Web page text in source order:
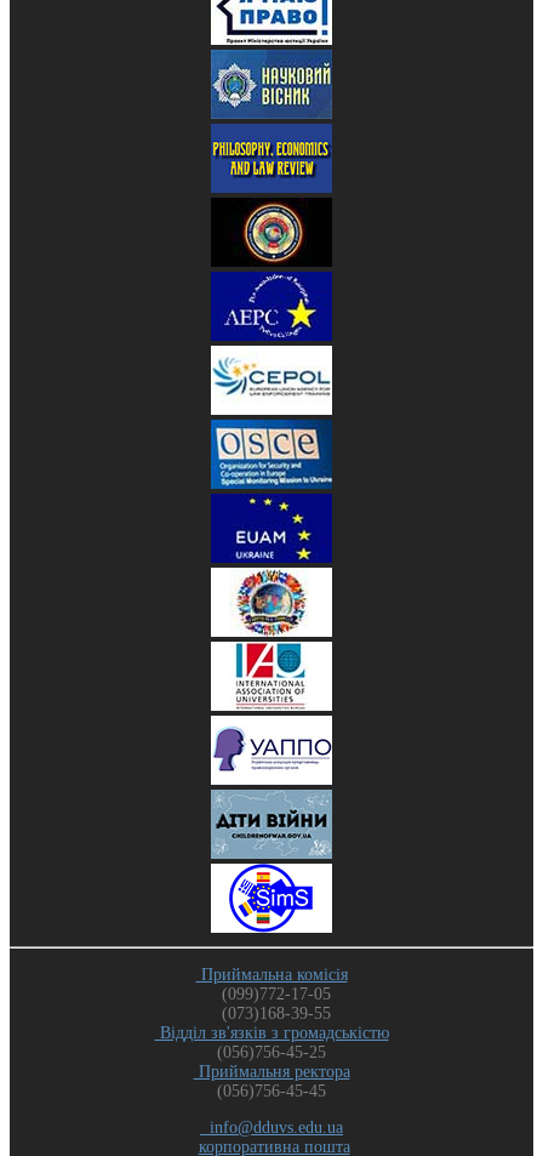
Приймальна комісія
(099)772-17-05
(073)168-39-55
Відділ зв'язків з громадськістю
(056)756-45-25
Приймальня ректора
(056)756-45-45
info@dduvs.edu.ua
корпоративна пошта